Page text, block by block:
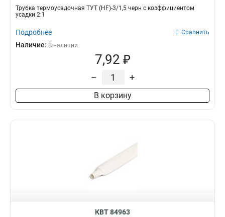
Трубка термоусадочная ТУТ (HF)-3/1,5 черн с коэффициентом
усадки 2:1
Подробнее Сравнить
Наличие: В наличии
7,92 ₽
– +
В корзину
КВТ 84963